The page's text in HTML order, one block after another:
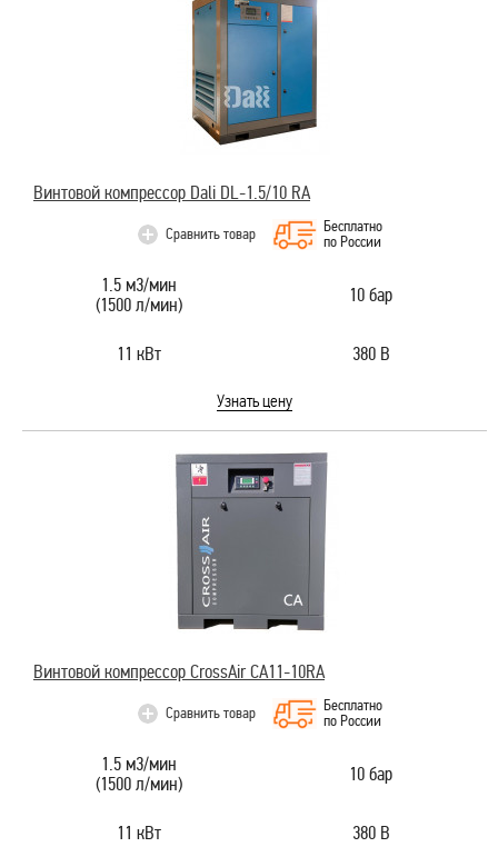
Винтовой компрессор Dali DL-1.5/10 RA
Сравнить товар
Бесплатно
по России
1.5 м3/мин
(1500 л/мин)
10 бар
11 кВт 380 В
Узнать цену
Винтовой компрессор CrossAir CA11-10RA
Сравнить товар
Бесплатно
по России
1.5 м3/мин
(1500 л/мин)
10 бар
11 кВт 380 В